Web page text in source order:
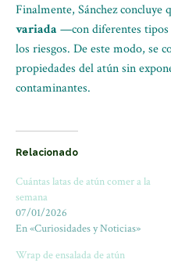
Finalmente, Sánchez concluye
variada —con diferentes
los riesgos. De este modo, se
propiedades del atún sin
contaminantes.
Relacionado
Cuántas latas de atún comer a la
semana
07/01/2026
En «Curiosidades y Noticias»
Wrap de ensalada de atún